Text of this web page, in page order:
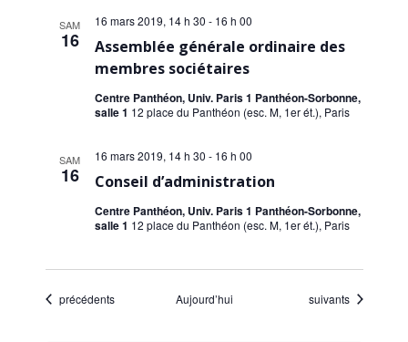
SAM
16
Assemblée générale ordinaire des
membres sociétaires
16 mars 2019, 14 h 30 - 16 h 00
Centre Panthéon, Univ. Paris 1 Panthéon-Sorbonne,
salle 1 12 place du Panthéon (esc. M, 1er ét.), Paris
SAM
16 Conseil d’administration
16 mars 2019, 14 h 30 - 16 h 00
Centre Panthéon, Univ. Paris 1 Panthéon-Sorbonne,
salle 1 12 place du Panthéon (esc. M, 1er ét.), Paris
Évènements
précédents Aujourd’hui Évènements
suivants